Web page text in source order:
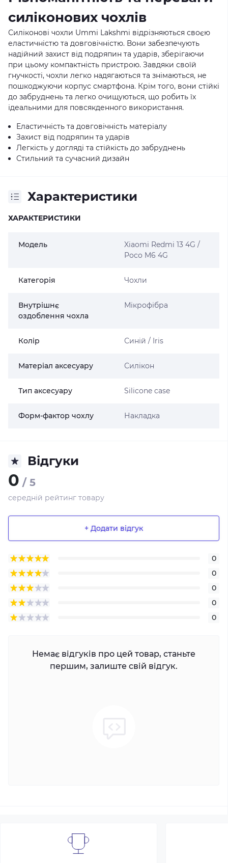
силіконових чохлів
Силіконові чохли Ummi Lakshmi відрізняються своєю
еластичністю та довговічністю. Вони забезпечують
надійний захист від подряпин та ударів, зберігаючи
при цьому компактність пристрою. Завдяки своїй
гнучкості, чохли легко надягаються та знімаються, не
пошкоджуючи корпус смартфона. Крім того, вони стійкі
до забруднень та легко очищуються, що робить їх
ідеальними для повсякденного використання.
Еластичність та довговічність матеріалу
Захист від подряпин та ударів
Легкість у догляді та стійкість до забруднень
Стильний та сучасний дизайн
Характеристики
ХАРАКТЕРИСТИКИ
Модель
Xiaomi Redmi 13 4G /
Poco M6 4G
Категорія Чохли
Внутрішнє
оздоблення чохла
Мікрофібра
Колір Синій / Iris
Матеріал аксесуару Силікон
Тип аксесуару Silicone case
Форм-фактор чохлу Накладка
Відгуки
0 / 5
середній рейтинг товару
+ Додати відгук
0
0
0
0
0
Немає відгуків про цей товар, станьте
першим, залиште свій відгук.